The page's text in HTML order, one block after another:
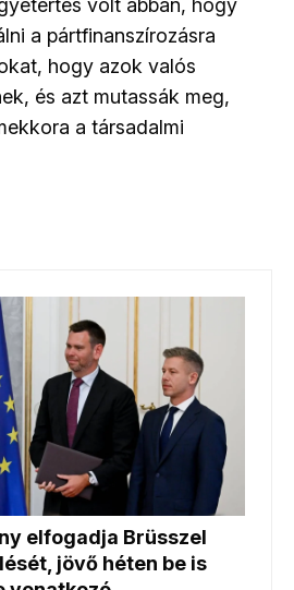
volt abban, hogy
a pártfinanszírozásra
hogy azok valós
és azt mutassák meg,
a társadalmi